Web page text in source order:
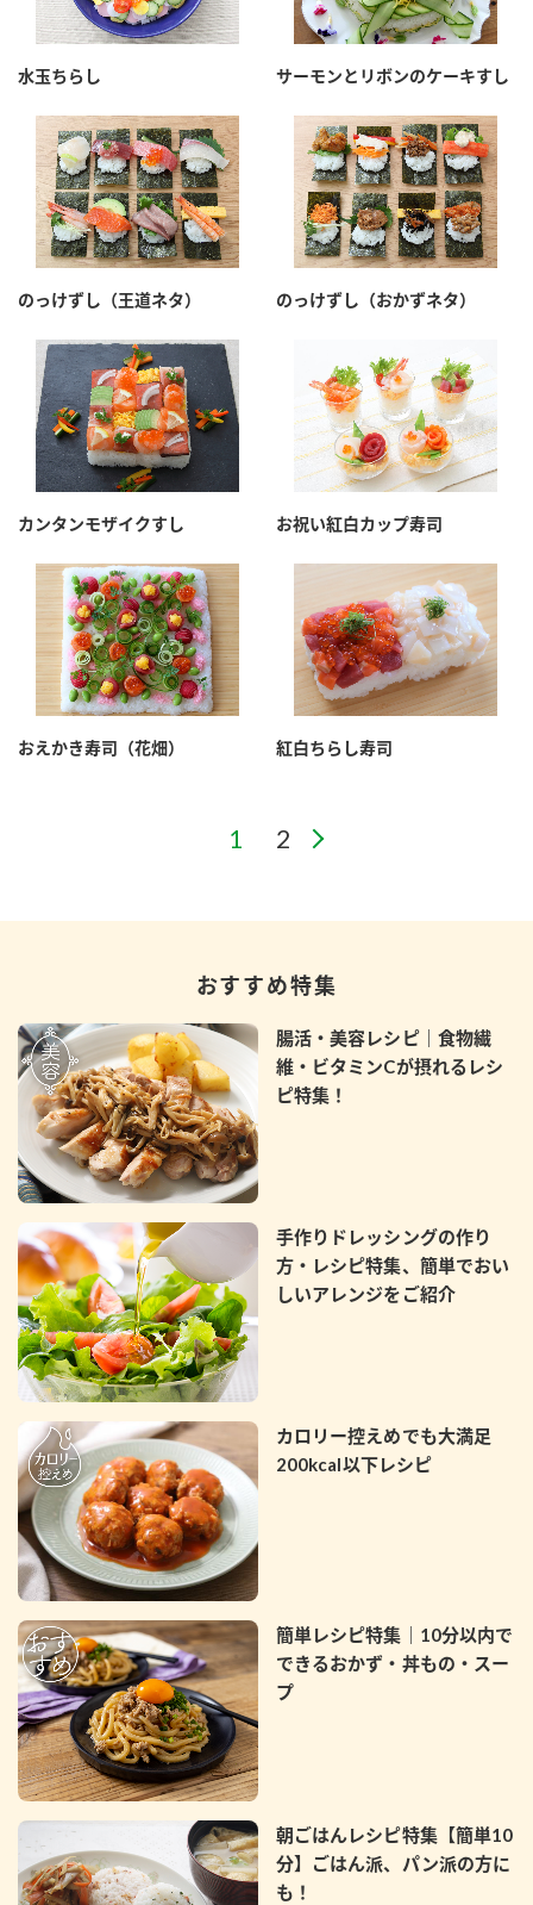
水玉ちらし サーモンとリボンのケーキすし
のっけずし（王道ネタ） のっけずし（おかずネタ）
カンタンモザイクすし お祝い紅白カップ寿司
おえかき寿司（花畑） 紅白ちらし寿司
おすすめ特集
腸活・美容レシピ｜食物繊
維・ビタミンCが摂れるレシ
ピ特集！
手作りドレッシングの作り
方・レシピ特集、簡単でおい
しいアレンジをご紹介
カロリー控えめでも大満足
200kcal以下レシピ
簡単レシピ特集｜10分以内で
できるおかず・丼もの・スー
プ
朝ごはんレシピ特集【簡単10
分】ごはん派、パン派の方に
も！